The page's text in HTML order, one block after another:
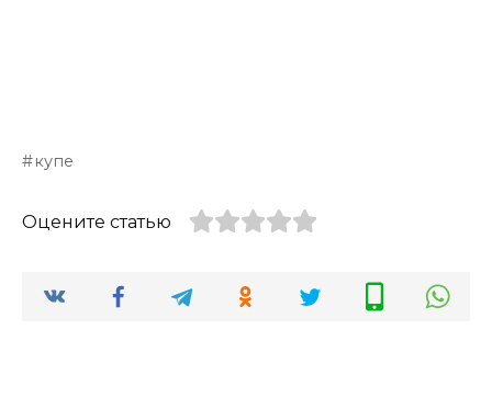
купе
Оцените статью